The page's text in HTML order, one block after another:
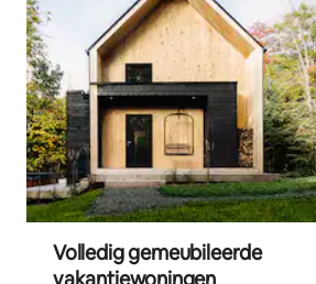
Volledig gemeubileerde